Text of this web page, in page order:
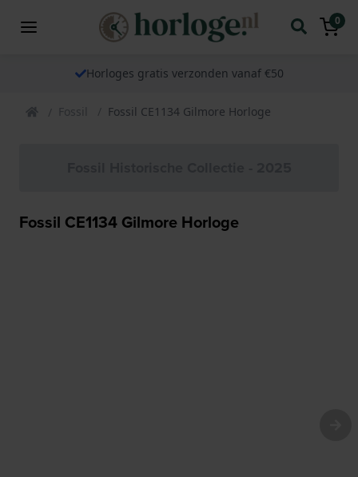
0
Horloges gratis verzonden vanaf €50
Fossil Fossil CE1134 Gilmore Horloge
Fossil CE1134 Gilmore Horloge